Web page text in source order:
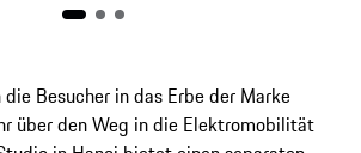
Besucher in das Erbe der Marke
über den Weg in die Elektromobilität